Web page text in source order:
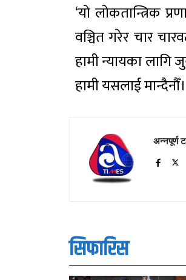
‘यो लोकतान्त्रिक
वञ्चित गरेर चार
हामी न्यायका
हामी यसलाई
अन्नपूर्ण
सिफारिस